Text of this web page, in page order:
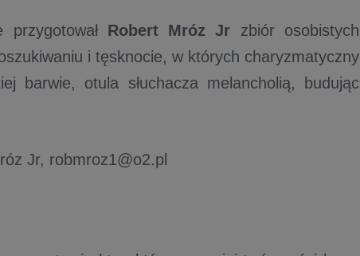
Robert Mróz Jr zbiór osobistych
i tęsknocie, w których charyzmatyczny
barwie, otula słuchacza melancholią, budując
Jr, robmroz1@o2.pl